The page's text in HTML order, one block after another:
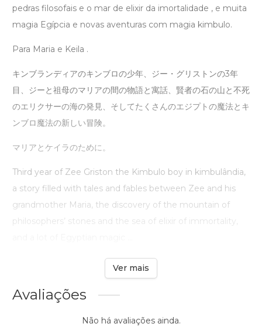
pedras filosofais e o mar de elixir da imortalidade , e muita
magia Egípcia e novas aventuras com magia kimbulo.
Para Maria e Keila .
キンブランディアのキンブロの少年、ジー・グリストンの3年
目、ジーと祖母のマリアの間の物語と寓話、賢者の石の山と不死
のエリクサーの海の発見、そしてたくさんのエジプトの魔法とキ
ンブロ魔法の新しい冒険。
マリアとケイラのために。
Third year of Zee Griston the Kimbulo boy in kimbulândia,
a story filled with tales and fables between Zee and his
grandmother Maria, the discovery of the mountain of
philosophers’ stones and the sea of ​​elixir of immortality,
Ver mais
Avaliações
Não há avaliações ainda.